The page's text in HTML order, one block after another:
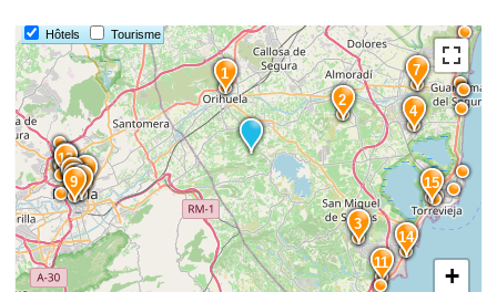
Hôtels Tourisme
15
14
13
12
11
10
9
8
7
6
5
4
3
2
1
+